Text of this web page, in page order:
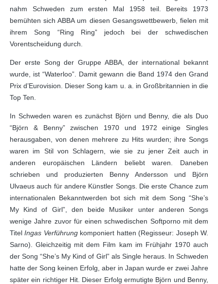
nahm Schweden zum ersten Mal 1958 teil. Bereits 1973
bemühten sich ABBA um diesen Gesangswettbewerb, fielen mit
ihrem Song “Ring Ring” jedoch bei der schwedischen
Vorentscheidung durch.
Der erste Song der Gruppe ABBA, der international bekannt
wurde, ist “Waterloo”. Damit gewann die Band 1974 den Grand
Prix d’Eurovision. Dieser Song kam u. a. in Großbritannien in die
Top Ten.
In Schweden waren es zunächst Björn und Benny, die als Duo
“Björn & Benny” zwischen 1970 und 1972 einige Singles
herausgaben, von denen mehrere zu Hits wurden; ihre Songs
waren im Stil von Schlagern, wie sie zu jener Zeit auch in
anderen europäischen Ländern beliebt waren. Daneben
schrieben und produzierten Benny Andersson und Björn
Ulvaeus auch für andere Künstler Songs. Die erste Chance zum
internationalen Bekanntwerden bot sich mit dem Song “She’s
My Kind of Girl”, den beide Musiker unter anderen Songs
wenige Jahre zuvor für einen schwedischen Softporno mit dem
TitelIngas Verführungkomponiert hatten (Regisseur: Joseph W.
Sarno). Gleichzeitig mit dem Film kam im Frühjahr 1970 auch
der Song “She’s My Kind of Girl” als Single heraus. In Schweden
hatte der Song keinen Erfolg, aber in Japan wurde er zwei Jahre
später ein richtiger Hit. Dieser Erfolg ermutigte Björn und Benny,